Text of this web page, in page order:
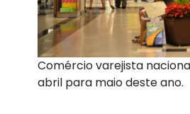
Comércio varejista
abril para maio deste ano.